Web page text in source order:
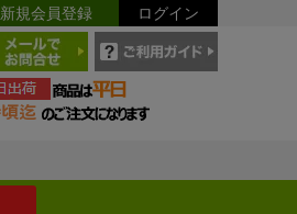
新規会員登録 ログイン